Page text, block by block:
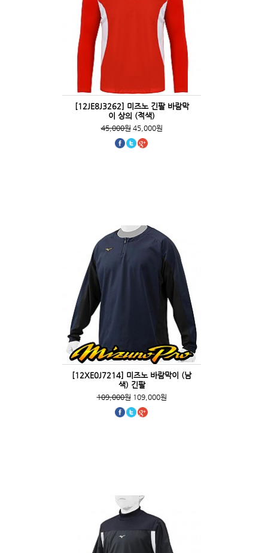
[12JE8J3262] 미즈노 긴팔 바람막
이 상의 (적색)
45,000원45,000원
[12XE0J7214] 미즈노 바람막이 (남
색) 긴팔
109,000원109,000원